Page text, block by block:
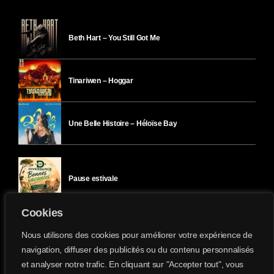
Cookies
Nous utilisons des cookies pour améliorer votre expérience de
navigation, diffuser des publicités ou du contenu personnalisés
et analyser notre trafic. En cliquant sur "Accepter tout", vous
Beth Hart – You Still Got Me
Tinariwen – Hoggar
Une Belle Histoire – Héloïse Bay
Pause estivale
Ici l’Ombre – mardi 28 juillet